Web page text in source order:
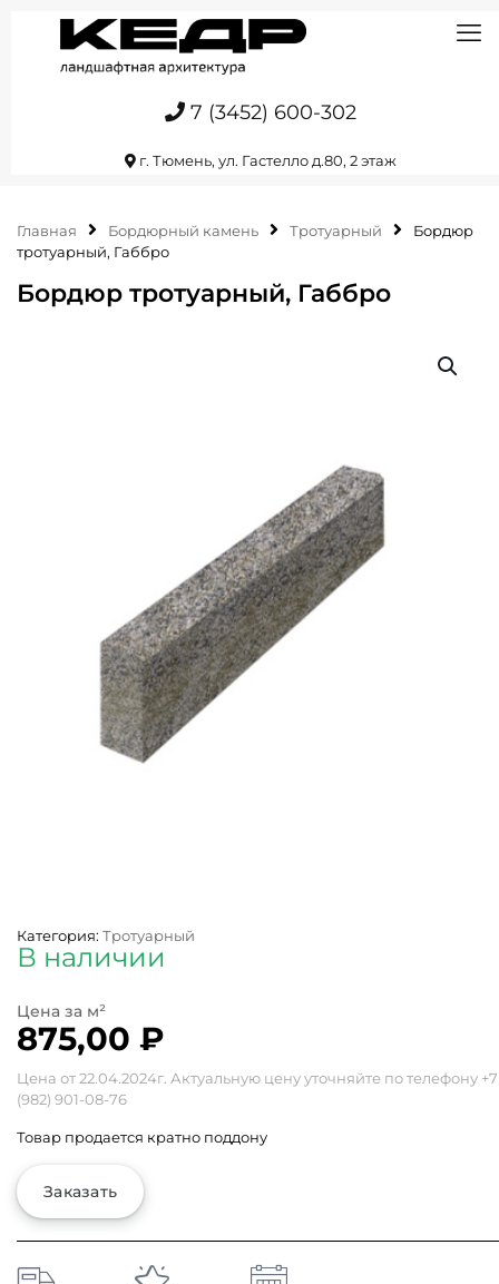
7 (3452) 600-302
г. Тюмень, ул. Гастелло д.80, 2 этаж
Главная Бордюрный камень Тротуарный
Бордюр
тротуарный, Габбро
Бордюр тротуарный, Габбро
Категория: Тротуарный
В наличии
875,00 ₽
Цена от 22.04.2024г. Актуальную цену уточняйте по телефону +7
(982) 901-08-76
Товар продается кратно поддону
Заказать